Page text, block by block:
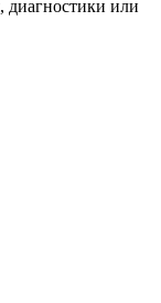
диагностики или